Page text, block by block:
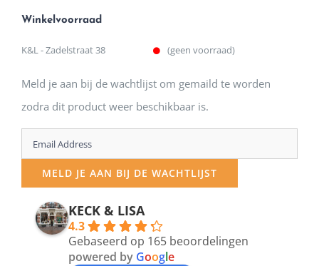
Winkelvoorraad
K&L - Zadelstraat 38 (geen voorraad)
Meld je aan bij de wachtlijst om gemaild te worden
zodra dit product weer beschikbaar is.
Enter
your
email
address
MELD JE AAN BIJ DE WACHTLIJST
KECK & LISA
4.3
Gebaseerd op 165 beoordelingen
powered by Google